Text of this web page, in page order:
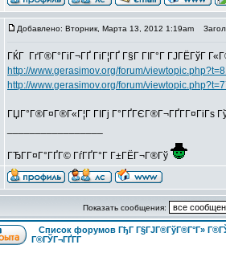
Добавлено: Вторник, Марта 13, 2012 1:19am
ГЌГ ГґГ®Г°ГіГ¬ГҐ ГіГ¦ГҐ Г§Г ГІГ°Г ГЈГЁГўГ
http://www.gerasimov.org/forum/
http://www.gerasimov.org/forum/
ГЏГ°Г®Г¤Г®Г«Г¦Г ГІГј
ГЂГ­Г¤Г°ГҐГ© ГѓГҐГ°Г Г±ГЁГ¬Г®Гў
Показать сообщения:
Список форумов ГђГ Г§ГЈГ®ГўГ®Г°Г»
Г®ГЎГ¬ГҐГ­Г